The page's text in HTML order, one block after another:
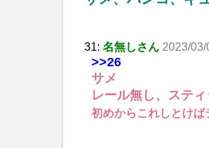
31: 名無しさん 2023/
>>26
サメ
レール無し、ステ
初めからこれしとけ